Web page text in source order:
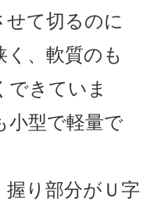
せて切るのに
、軟質のも
できていま
小型で軽量で
り部分がＵ字